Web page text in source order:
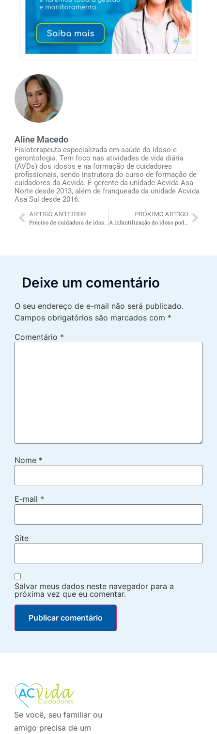
Aline Macedo
Fisioterapeuta especializada em saúde do idoso e
gerontologia. Tem foco nas atividades de vida diária
(AVDs) dos idosos e na formação de cuidadores
profissionais, sendo instrutora do curso de formação de
cuidadores da Acvida. É gerente da unidade Acvida Asa
Norte desde 2013, além de franqueada da unidade Acvida
Asa Sul desde 2016.
ARTIGO ANTERIOR PRÓXIMO ARTIGO
Deixe um comentário
O seu endereço de e-mail não será publicado.
Campos obrigatórios são marcados com *
Comentário *
Nome *
E-mail *
Site
Salvar meus dados neste navegador para a
próxima vez que eu comentar.
Se você, seu familiar ou
amigo precisa de um